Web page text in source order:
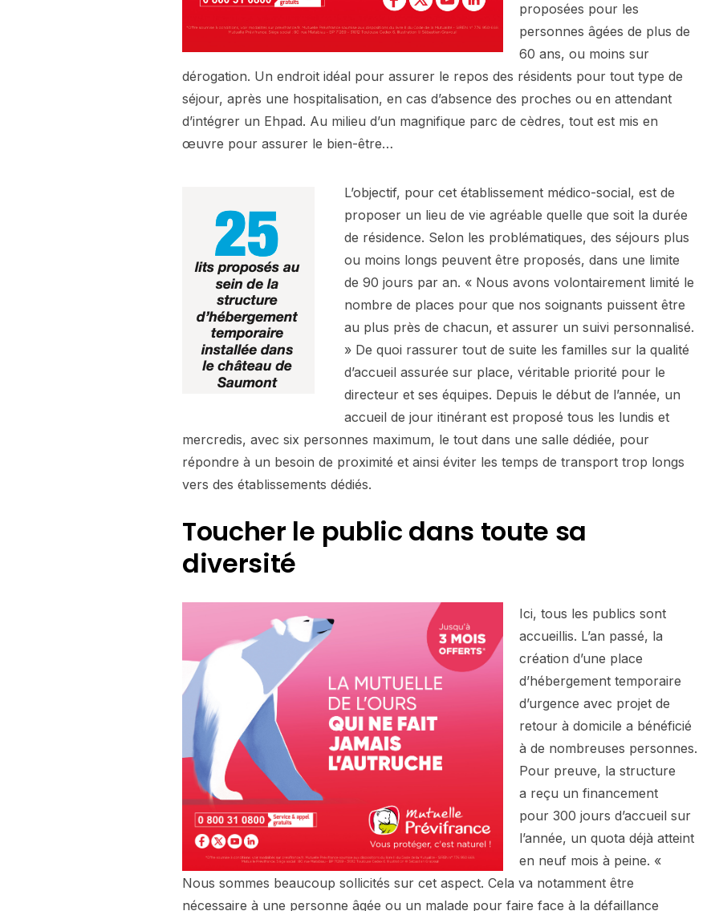
proposées pour les
personnes âgées de plus de
60 ans, ou moins sur
dérogation. Un endroit idéal pour assurer le repos des résidents pour tout type de
séjour, après une hospitalisation, en cas d’absence des proches ou en attendant
d’intégrer un Ehpad. Au milieu d’un magnifique parc de cèdres, tout est mis en
œuvre pour assurer le bien-être…
L’objectif, pour cet établissement médico-social, est de
proposer un lieu de vie agréable quelle que soit la durée
de résidence. Selon les problématiques, des séjours plus
ou moins longs peuvent être proposés, dans une limite
de 90 jours par an. « Nous avons volontairement limité le
nombre de places pour que nos soignants puissent être
au plus près de chacun, et assurer un suivi personnalisé.
» De quoi rassurer tout de suite les familles sur la qualité
d’accueil assurée sur place, véritable priorité pour le
directeur et ses équipes. Depuis le début de l’année, un
accueil de jour itinérant est proposé tous les lundis et
mercredis, avec six personnes maximum, le tout dans une salle dédiée, pour
répondre à un besoin de proximité et ainsi éviter les temps de transport trop longs
vers des établissements dédiés.
Toucher le public dans toute sa
diversité
Ici, tous les publics sont
accueillis. L’an passé, la
création d’une place
d’hébergement temporaire
d’urgence avec projet de
retour à domicile a bénéficié
à de nombreuses personnes.
Pour preuve, la structure
a reçu un financement
pour 300 jours d’accueil sur
l’année, un quota déjà atteint
en neuf mois à peine. «
Nous sommes beaucoup sollicités sur cet aspect. Cela va notamment être
nécessaire à une personne âgée ou un malade pour faire face à la défaillance